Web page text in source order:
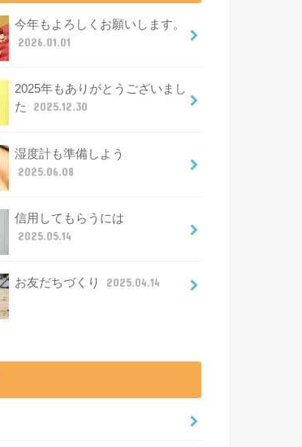
今年もよろしくお願いします。
2026.01.01
2025年もありがとうございまし
た
2025.12.30
湿度計も準備しよう
2025.06.08
信用してもらうには
2025.05.14
お友だちづくり 2025.04.14